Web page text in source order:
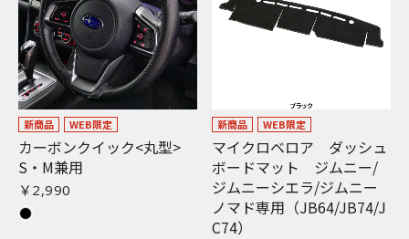
新商品 WEB限定
カーボンクイック<丸型>
S・M兼用
￥2,990
新商品 WEB限定
マイクロベロア ダッシュ
ボードマット ジムニー/
ジムニーシエラ/ジムニー
ノマド専用（JB64/JB74/J
C74）